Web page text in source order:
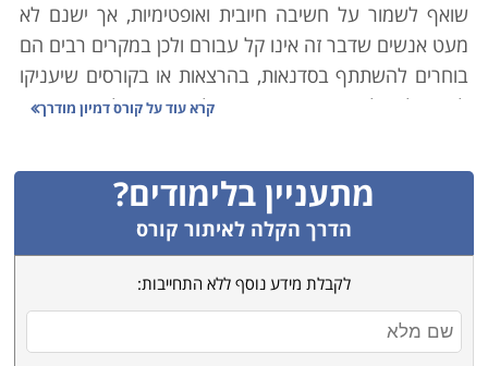
שואף לשמור על חשיבה חיובית ואופטימיות, אך ישנם לא
מעט אנשים שדבר זה אינו קל עבורם ולכן במקרים רבים הם
בוחרים להשתתף בסדנאות, בהרצאות או בקורסים שיעניקו
להם כלים לעשות את השינוי שלו הם מייחלים. אחת מן
שבו לומדים המשתתפים שהם לא רק אחראיים על כל מה
שקורה להם ובסביבתם, אלא גם יש להם את היכולת לכוון
את חייהם לכיוון חיובי, טוב ונעים. הקורס מציע מגוון טכניקות
ותרגילים, הן ליישום עצמי והן לעזרה עבור הזולת כדי
להשתמש בדמיון לצורך שינוי של המציאות ושמירה על
שמחה, אופטימיות ומצב רוח מרומם ושמח.
קרא עוד עלקורס דמיון מודרך
מתעניין בלימודים?
הדרך הקלה לאיתור קורס
לקבלת מידע נוסף ללא התחייבות: